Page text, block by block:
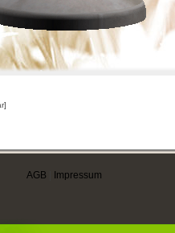
AGB Impressum